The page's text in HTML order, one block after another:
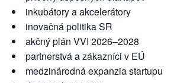
inkubátory a akcelerátory
inovačná politika SR
akčný plán VVI 2026–2028
partnerstvá a zákazníci v EÚ
medzinárodná expanzia startupu